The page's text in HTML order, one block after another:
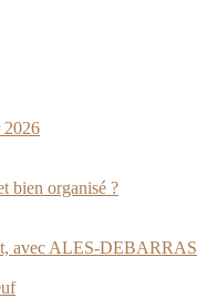
2026
bien organisé ?
avec ALES-DEBARRAS